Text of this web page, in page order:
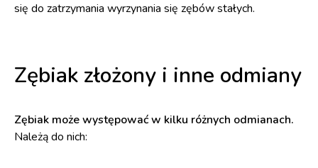
się do zatrzymania wyrzynania się zębów stałych.
Zębiak złożony i inne odmiany
Zębiak może występować w kilku różnych odmianach.
Należą do nich: